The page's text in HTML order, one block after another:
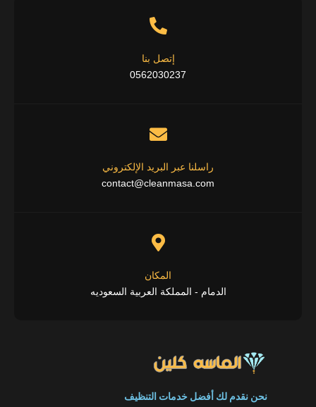
إتصل بنا
0562030237
راسلنا عبر البريد الإلكتروني
contact@cleanmasa.com
المكان
الدمام - المملكة العربية السعوديه
نحن نقدم لك أفضل خدمات التنظيف